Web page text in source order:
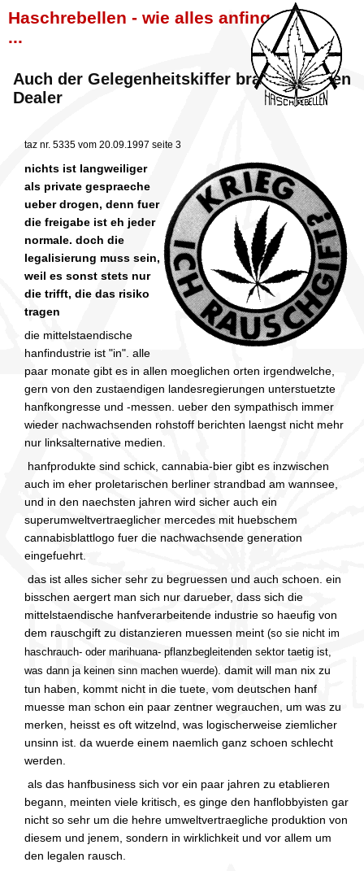
Haschrebellen - wie alles anfing
...
Auch der Gelegenheitskiffer braucht seinen
Dealer
taz nr. 5335 vom 20.09.1997 seite 3
nichts ist langweiliger
als private gespraeche
ueber drogen, denn fuer
die freigabe ist eh jeder
normale. doch die
legalisierung muss sein,
weil es sonst stets nur
die trifft, die das risiko
tragen
die mittelstaendische
hanfindustrie ist "in". alle
paar monate gibt es in allen moeglichen orten irgendwelche,
gern von den zustaendigen landesregierungen unterstuetzte
hanfkongresse und -messen. ueber den sympathisch immer
wieder nachwachsenden rohstoff berichten laengst nicht mehr
nur linksalternative medien.
hanfprodukte sind schick, cannabia-bier gibt es inzwischen
auch im eher proletarischen berliner strandbad am wannsee,
und in den naechsten jahren wird sicher auch ein
superumweltvertraeglicher mercedes mit huebschem
cannabisblattlogo fuer die nachwachsende generation
eingefuehrt.
das ist alles sicher sehr zu begruessen und auch schoen. ein
bisschen aergert man sich nur darueber, dass sich die
mittelstaendische hanfverarbeitende industrie so haeufig von
dem rauschgift zu distanzieren muessen meint (so sie nicht im
haschrauch- oder marihuana- pflanzbegleitenden sektor taetig ist,
was dann ja keinen sinn machen wuerde) . damit will man nix zu
tun haben, kommt nicht in die tuete, vom deutschen hanf
muesse man schon ein paar zentner wegrauchen, um was zu
merken, heisst es oft witzelnd, was logischerweise ziemlicher
unsinn ist. da wuerde einem naemlich ganz schoen schlecht
werden.
als das hanfbusiness sich vor ein paar jahren zu etablieren
begann, meinten viele kritisch, es ginge den hanflobbyisten gar
nicht so sehr um die hehre umweltvertraegliche produktion von
diesem und jenem, sondern in wirklichkeit und vor allem um
den legalen rausch.